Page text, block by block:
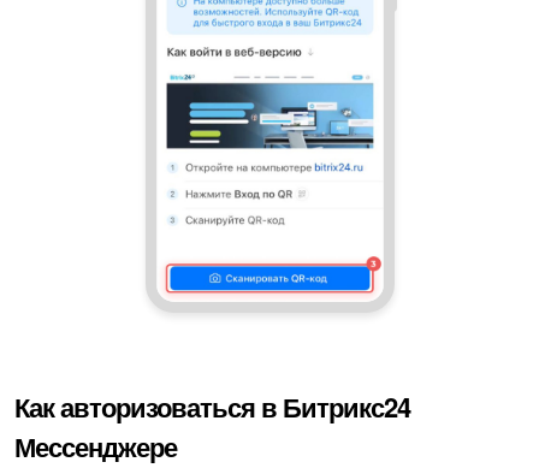
Как авторизоваться в Битрикс24
Мессенджере